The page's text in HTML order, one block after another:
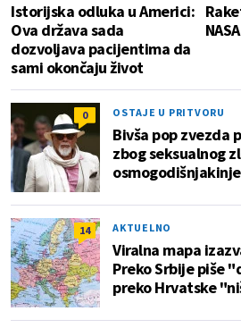
Istorijska odluka u Americi:
Ova država sada
dozvoljava pacijentima da
sami okončaju život
0 OSTAJE U PRITVORU
Bivša pop zvezda
zbog seksualnog
14 AKTUELNO
Viralna mapa
Preko Srbije piše
preko Hrvatske